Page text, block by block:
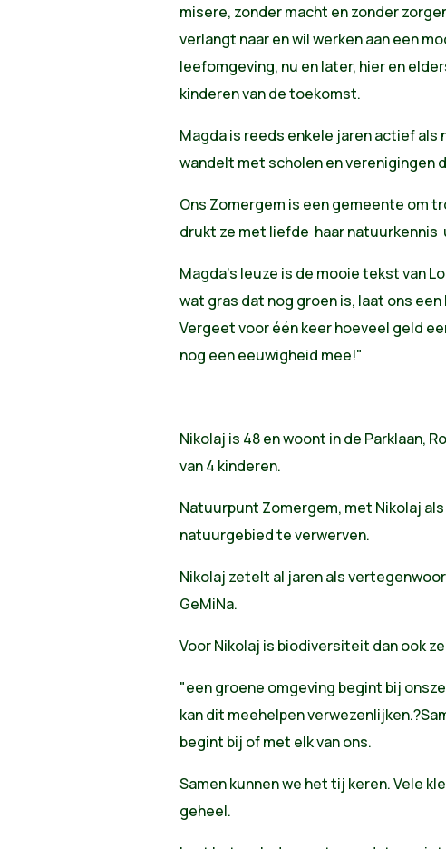
misere, zonder macht en zonder
verlangt naar en wil werken aan een
leefomgeving, nu en later, hier en
kinderen van de toekomst.
Magda is reeds enkele jaren actief
wandelt met scholen en verenigingen
Ons Zomergem is een gemeente om
drukt ze met liefde haar natuurkennis
Magda's leuze is de mooie tekst van
wat gras dat nog groen is, laat ons
Vergeet voor één keer hoeveel geld
nog een eeuwigheid mee!"
Nikolaj is 48 en woont in de Parklaan,
van 4 kinderen.
Natuurpunt Zomergem, met Nikolaj
natuurgebied te verwerven.
Nikolaj zetelt al jaren als
GeMiNa.
Voor Nikolaj is biodiversiteit dan ook
"een groene omgeving begint bij
kan dit meehelpen
begint bij of met elk van ons.
Samen kunnen we het tij keren. Vele
geheel.